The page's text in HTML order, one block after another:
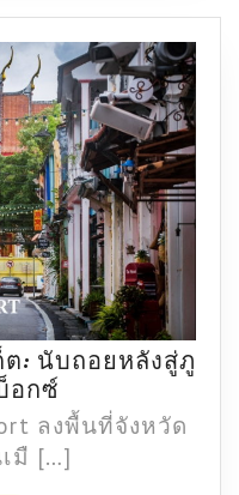
วิว
ดอย
สุ
เทพ
จาก
กลาง
เมือง
เชียงใหม่
ต: นับถอยหลังสู่ภู
อกซ์
เมือง
เก่า
ภูเก็ต:
ลงพื้นที่จังหวัด
มื […]